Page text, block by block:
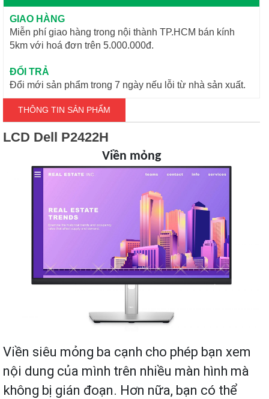
GIAO HÀNG
Miễn phí giao hàng trong nội thành TP.HCM bán kính
5km với hoá đơn trên 5.000.000đ.
ĐỔI TRẢ
Đổi mới sản phẩm trong 7 ngày nếu lỗi từ nhà sản xuất.
THÔNG TIN SẢN PHẨM
LCD Dell P2422H
Viền mỏng
Viền siêu mỏng ba cạnh cho phép bạn xem
nội dung của mình trên nhiều màn hình mà
không bị gián đoạn. Hơn nữa, bạn có thể